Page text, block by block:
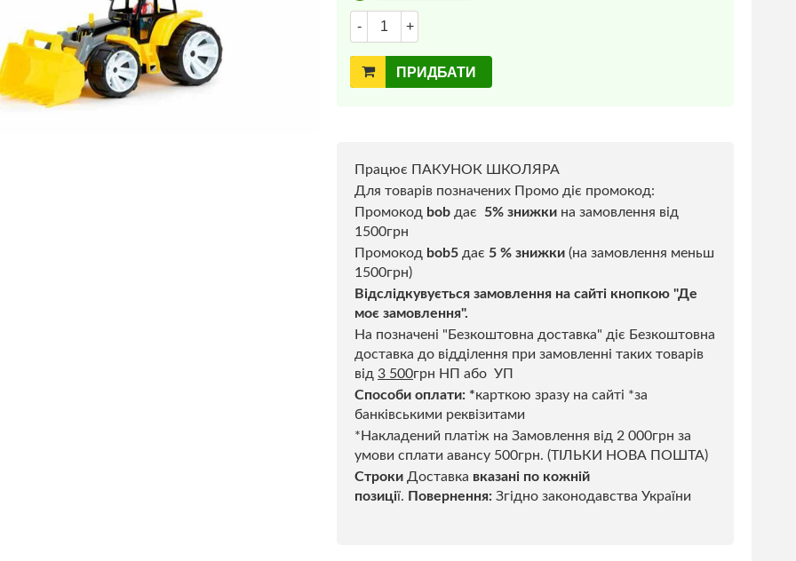
- +
ПРИДБАТИ
Працює ПАКУНОК ШКОЛЯРА
Для товарів позначених Промо діє промокод:
Промокод bob дає 5% знижки на замовлення від
1500грн
Промокод bob5 дає 5 % знижки (на замовлення меньш
1500грн)
Відслідкувується замовлення на сайті кнопкою "Де
моє замовлення".
На позначені "Безкоштовна доставка" діє Безкоштовна
доставка до відділення при замовленні таких товарів
від 3 500грн НП або УП
Способи оплати: *карткою зразу на сайті *за
банківськими реквізитами
*Накладений платіж на Замовлення від 2 000грн за
умови сплати авансу 500грн. (ТІЛЬКИ НОВА ПОШТА)
Строки Доставка вказані по кожній
позиції. Повернення: Згідно законодавства України